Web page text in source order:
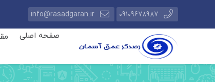
09109678987
info@rasadgaran.ir
صفحه اصلی